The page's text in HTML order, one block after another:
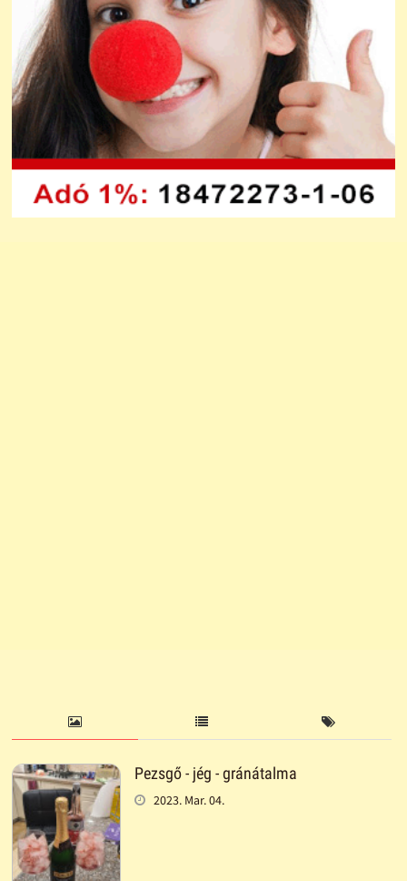
Pezsgő - jég - gránátalma
2023. Mar. 04.